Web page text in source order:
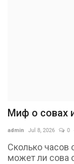
Миф о совах
admin Jul 8, 2026 0
Сколько часов
может ли сова